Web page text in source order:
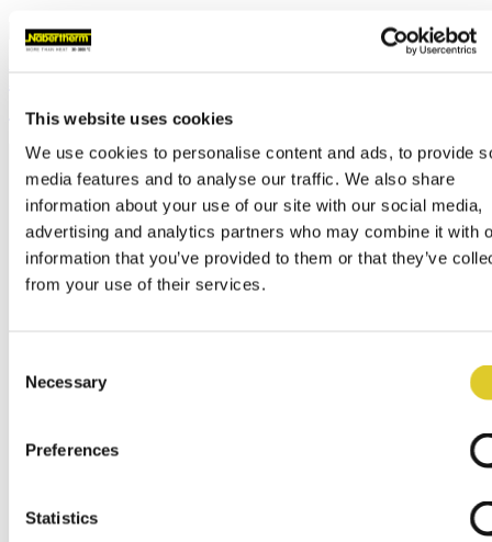
This website uses cookies
We use cookies to personalise content and ads, to provide
media features and to analyse our traffic. We also share
information about your use of our site with our social media,
advertising and analytics partners who may combine it with
information that you’ve provided to them or that they’ve
from your use of their services.
Selection
Necessary
Preferences
Statistics
ogrzewane elektrycznie